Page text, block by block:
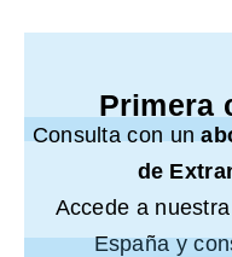
Primera
Consulta con un
de
Accede a
España y